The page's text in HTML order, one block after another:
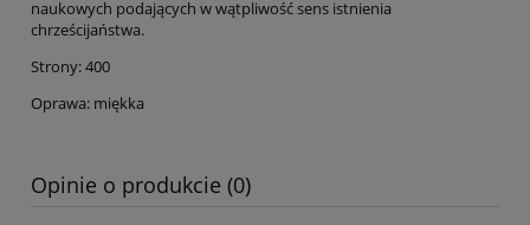
naukowych podających w wątpliwość sens istnienia
chrześcijaństwa.
Strony: 400
Oprawa: miękka
Opinie o produkcie (0)